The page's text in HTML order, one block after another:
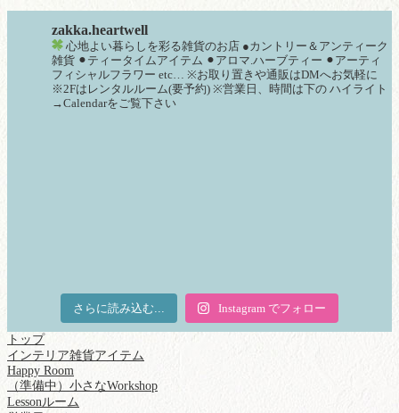
zakka.heartwell
心地よい暮らしを彩る雑貨のお店 ●カントリー＆アンティーク
雑貨 ⚫︎ティータイムアイテム ⚫︎アロマ.ハーブティー ⚫︎アーティ
フィシャルフラワー etc… ※お取り置きや通販はDMへお気軽に
※2Fはレンタルルーム(要予約) ※営業日、時間は下の ハイライト
→Calendarをご覧下さい
さらに読み込む... Instagram でフォロー
トップ
インテリア雑貨アイテム
Happy Room
（準備中）小さなWorkshop
Lessonルーム